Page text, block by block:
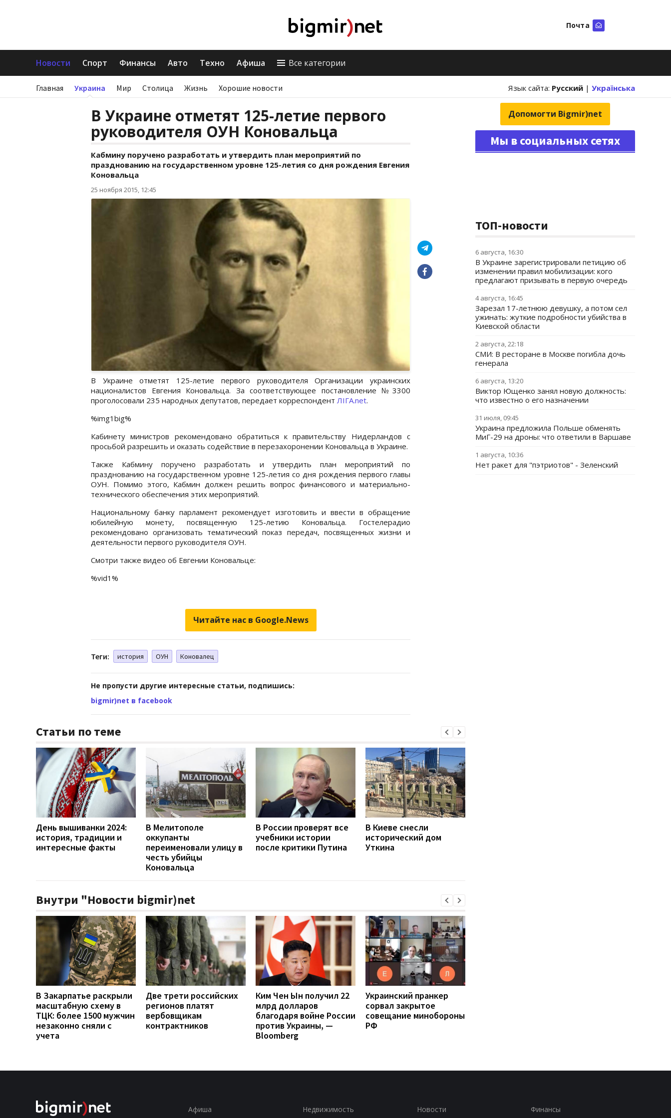
Почта
Новости Спорт Финансы Авто Техно Афиша Все категории
Главная Украина Мир Столица Жизнь Хорошие новости Язык сайта: Русский | Українська
В Украине отметят 125-летие первого
руководителя ОУН Коновальца
Кабмину поручено разработать и утвердить план мероприятий по
празднованию на государственном уровне 125-летия со дня рождения Евгения
Коновальца
25 ноября 2015, 12:45
В Украине отметят 125-летие первого руководителя Организации украинских
националистов Евгения Коновальца. За соответствующее постановление №3300
проголосовали 235 народных депутатов, передает корреспондент ЛІГА.net.
%img1big%
Кабинету министров рекомендовано обратиться к правительству Нидерландов с
просьбой разрешить и оказать содействие в перезахоронении Коновальца в Украине.
Также Кабмину поручено разработать и утвердить план мероприятий по
празднованию на государственном уровне 125-летия со дня рождения первого главы
ОУН. Помимо этого, Кабмин должен решить вопрос финансового и материально-
технического обеспечения этих мероприятий.
Национальному банку парламент рекомендует изготовить и ввести в обращение
юбилейную монету, посвященную 125-летию Коновальца. Гостелерадио
рекомендовано организовать тематический показ передач, посвященных жизни и
деятельности первого руководителя ОУН.
Смотри также видео об Евгении Коновальце:
%vid1%
Читайте нас в Google.News
Теги: история ОУН Коновалец
Не пропусти другие интересные статьи, подпишись:
bigmir)net в facebook
Статьи по теме
День вышиванки 2024:
история, традиции и
интересные факты
В Мелитополе
оккупанты
переименовали улицу в
честь убийцы
Коновальца
В России проверят все
учебники истории
после критики Путина
В Киеве снесли
исторический дом
Уткина
Внутри "Новости bigmir)net
В Закарпатье раскрыли
масштабную схему в
ТЦК: более 1500 мужчин
незаконно сняли с
учета
Две трети российских
регионов платят
вербовщикам
контрактников
Ким Чен Ын получил 22
млрд долларов
благодаря войне России
против Украины, —
Bloomberg
Украинский пранкер
сорвал закрытое
совещание минобороны
РФ
Допомогти Bigmir)net
Мы в социальных сетях
ТОП-новости
6 августа, 16:30
В Украине зарегистрировали петицию об
изменении правил мобилизации: кого
предлагают призывать в первую очередь
4 августа, 16:45
Зарезал 17-летнюю девушку, а потом сел
ужинать: жуткие подробности убийства в
Киевской области
2 августа, 22:18
СМИ: В ресторане в Москве погибла дочь
генерала
6 августа, 13:20
Виктор Ющенко занял новую должность:
что известно о его назначении
31 июля, 09:45
Украина предложила Польше обменять
МиГ-29 на дроны: что ответили в Варшаве
1 августа, 10:36
Нет ракет для "пэтриотов" - Зеленский
Афиша Недвижимость Новости Финансы